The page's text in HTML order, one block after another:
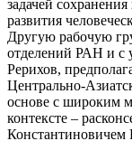
задачей
развития
Другую рабочую
отделений РАН и с
Рерихов,
Центрально-
основе с широким
контексте –
Константиновичем